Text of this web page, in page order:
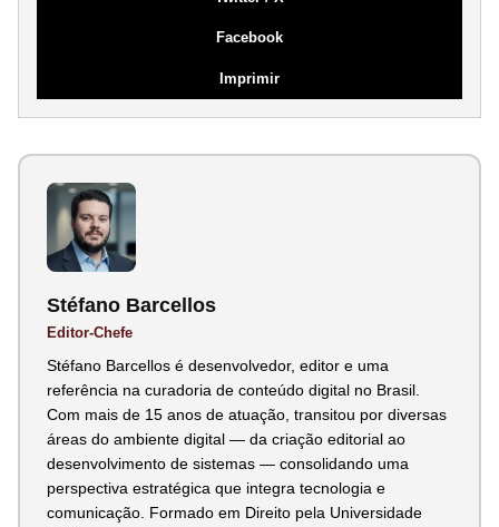
Facebook
Imprimir
Stéfano Barcellos
Editor-Chefe
Stéfano Barcellos é desenvolvedor, editor e uma
referência na curadoria de conteúdo digital no Brasil.
Com mais de 15 anos de atuação, transitou por diversas
áreas do ambiente digital — da criação editorial ao
desenvolvimento de sistemas — consolidando uma
perspectiva estratégica que integra tecnologia e
comunicação. Formado em Direito pela Universidade